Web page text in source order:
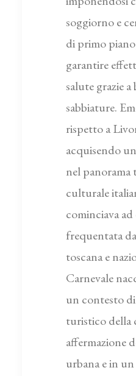
soggiorno e
di primo
garantire
salute grazie a
sabbiature.
rispetto a
acquisendo
nel panorama
culturale
cominciava ad
frequentata
toscana e
Carnevale
un contesto
turistico della
affermazione
urbana e in